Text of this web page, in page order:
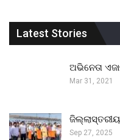
Latest Stories
ଅଭିନେତା
Mar 31, 2021
Sep 27, 2025